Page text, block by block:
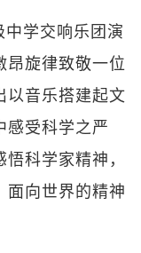
学交响乐团演
昂旋律致敬一位
以音乐搭建起文
感受科学之严
科学家精神，
面向世界的精神